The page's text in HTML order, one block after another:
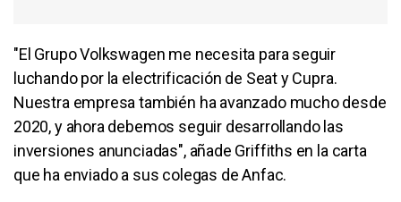
"El Grupo Volkswagen me necesita para seguir
luchando por la electrificación de Seat y Cupra.
Nuestra empresa también ha avanzado mucho desde
2020, y ahora debemos seguir desarrollando las
inversiones anunciadas", añade Griffiths en la carta
que ha enviado a sus colegas de Anfac.